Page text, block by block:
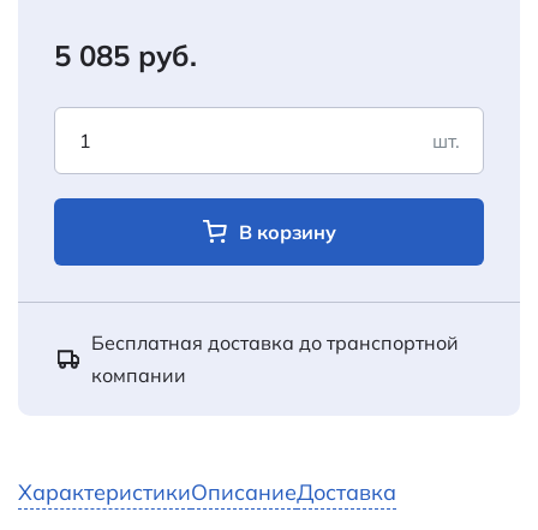
5 085 руб.
шт.
В корзину
Бесплатная доставка до транспортной
компании
ХарактеристикиОписаниеДоставка